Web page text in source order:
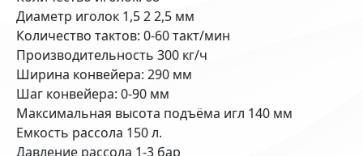
Диаметр иголок 1,5 2 2,5 мм
Количество тактов: 0-60 такт/мин
Производительность 300 кг/ч
Ширина конвейера: 290 мм
Шаг конвейера: 0-90 мм
Максимальная высота подъёма игл 140 мм
Емкость рассола 150 л.
Давление рассола 1-3 бар